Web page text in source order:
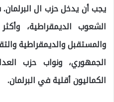
يجب أن يدخل حزب ال
والمستقبل والديمقراطية
الجمهوري، ونواب حزب
الكماليون أقلية في البرلمان.